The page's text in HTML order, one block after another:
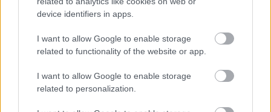
device identifiers in apps.
I want to allow Google to enable storage
related to functionality of the website or app.
I want to allow Google to enable storage
related to personalization.